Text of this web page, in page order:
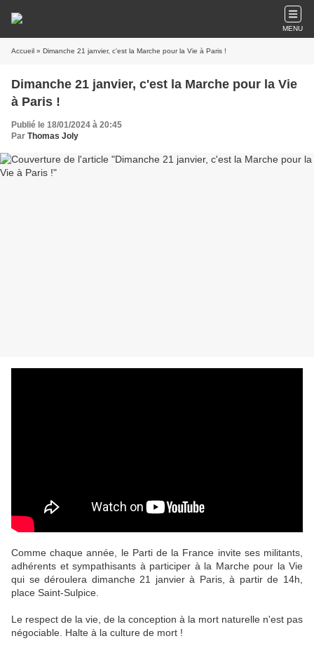
MENU
Accueil » Dimanche 21 janvier, c'est la Marche pour la Vie à Paris !
Dimanche 21 janvier, c'est la Marche pour la Vie
à Paris !
Publié le 18/01/2024 à 20:45
Par Thomas Joly
Comme chaque année, le Parti de la France invite ses militants,
adhérents et sympathisants à participer à la Marche pour la Vie
qui se déroulera dimanche 21 janvier à Paris, à partir de 14h,
place Saint-Sulpice.
Le respect de la vie, de la conception à la mort naturelle n'est pas
négociable. Halte à la culture de mort !